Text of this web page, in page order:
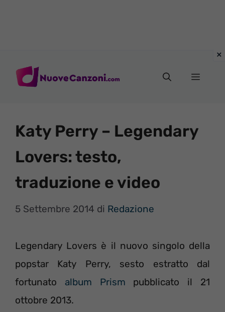
Menu
Katy Perry – Legendary
Lovers: testo,
traduzione e video
5 Settembre 2014 di Redazione
Legendary Lovers è il nuovo singolo della
popstar Katy Perry, sesto estratto dal
fortunato album Prism pubblicato il 21
ottobre 2013.